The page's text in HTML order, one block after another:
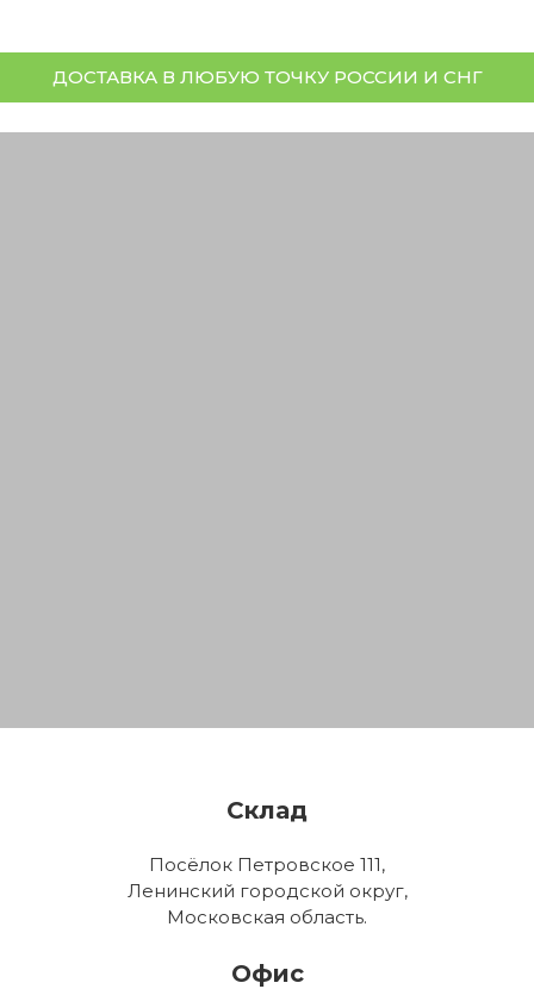
ДОСТАВКА В ЛЮБУЮ ТОЧКУ РОССИИ И СНГ
Склад
Посёлок Петровское 111,
Ленинский городской округ,
Московская область.
Офис